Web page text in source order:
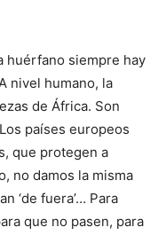
huérfano siempre hay
nivel humano, la
de África. Son
países europeos
que protegen a
no damos la misma
‘de fuera’… Para
que no pasen, para